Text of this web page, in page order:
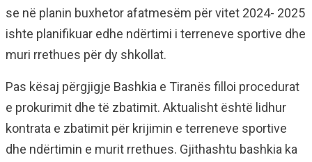
se në planin buxhetor afatmesëm për vitet 2024- 2025
ishte planifikuar edhe ndërtimi i terreneve sportive dhe
muri rrethues për dy shkollat.
Pas kësaj përgjigje Bashkia e Tiranës filloi procedurat
e prokurimit dhe të zbatimit. Aktualisht është lidhur
kontrata e zbatimit për krijimin e terreneve sportive
dhe ndërtimin e murit rrethues. Gjithashtu bashkia ka